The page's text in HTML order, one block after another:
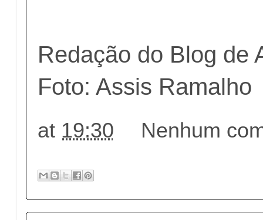
Redação do Blog de
Foto: Assis Ramalho
at 19:30 Nenhum